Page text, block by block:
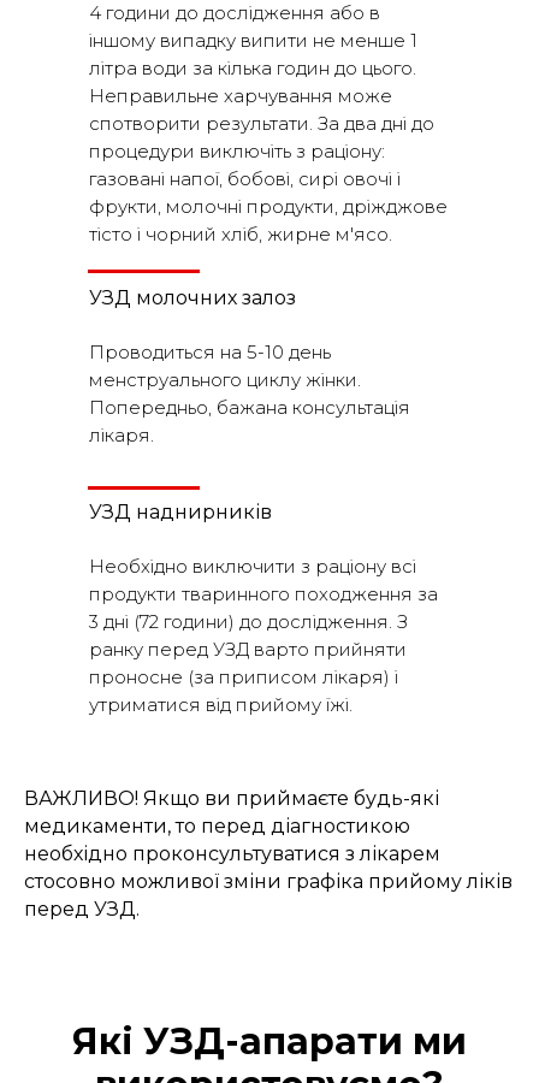
4 години до дослідження або в
іншому випадку випити не менше 1
літра води за кілька годин до цього.
Неправильне харчування може
спотворити результати. За два дні до
процедури виключіть з раціону:
газовані напої, бобові, сирі овочі і
фрукти, молочні продукти, дріжджове
тісто і чорний хліб, жирне м'ясо.
Проводиться на 5-10 день
менструального циклу жінки.
Попередньо, бажана консультація
лікаря.
УЗД молочних залоз
Необхідно виключити з раціону всі
продукти тваринного походження за
3 дні (72 години) до дослідження. З
ранку перед УЗД варто прийняти
проносне (за приписом лікаря) і
утриматися від прийому їжі.
УЗД наднирників
ВАЖЛИВО! Якщо ви приймаєте будь-які
медикаменти, то перед діагностикою
необхідно проконсультуватися з лікарем
стосовно можливої зміни графіка прийому ліків
перед УЗД.
Які УЗД-апарати ми